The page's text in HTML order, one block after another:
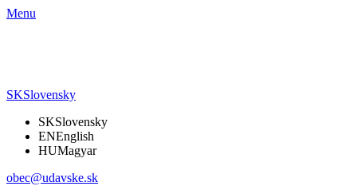
Menu
SKSlovensky
SKSlovensky
ENEnglish
HUMagyar
obec@udavske.sk